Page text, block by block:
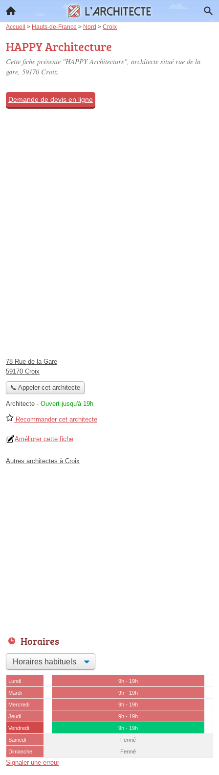
Accueil > Hauts-de-France > Nord > Croix
HAPPY Architecture
Cette fiche présente "HAPPY Architecture", architecte situé rue de la
gare, 59170 Croix.
Demande de devis en ligne
78 Rue de la Gare
59170 Croix
📞 Appeler cet architecte
Architecte - Ouvert jusqu'à 19h
Recommander cet architecte
Améliorer cette fiche
Autres architectes à Croix
Horaires
Lundi
9h - 19h
Mardi
9h - 19h
Mercredi
9h - 19h
Jeudi
9h - 19h
Vendredi
9h - 19h
Samedi
Fermé
Dimanche
Fermé
Signaler une erreur